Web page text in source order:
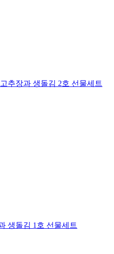
추장과 생돌김 2호 선물세트
생돌김 1호 선물세트